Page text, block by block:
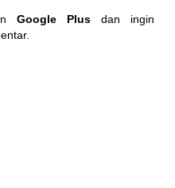
Google Plus dan ingin